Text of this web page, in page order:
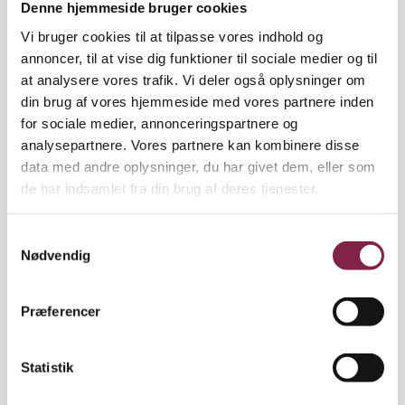
Denne hjemmeside bruger cookies
Vi bruger cookies til at tilpasse vores indhold og
annoncer, til at vise dig funktioner til sociale medier og til
at analysere vores trafik. Vi deler også oplysninger om
din brug af vores hjemmeside med vores partnere inden
for sociale medier, annonceringspartnere og
analysepartnere. Vores partnere kan kombinere disse
data med andre oplysninger, du har givet dem, eller som
de har indsamlet fra din brug af deres tjenester.
Nødvendig
Præferencer
Statistik
for at advare om, at børn risikerer at mistrives og
komme i dårlig udvikling, når de ikke får den hjælp
og støtte, de har brug for.
Og hun skulle ikke vente længe på svar.
”Der gik kun en halv time, så begyndte
kommunalpolitikerne at vende tilbage. Alle har
reageret positivt og imødekommende, og jeg har
været i god, saglig dialog med kommunaldirektøren
og andre ledere i kommunen, som har mødt mig
med respekt og anerkendelse,” siger Aly Andersen,
som godt ved, at forandringerne ikke sker nu og her.
”Rom blev ikke bygget på en dag. Men der har været
møder, og der er blevet sat midler af til at forbedre
mig i møde.”